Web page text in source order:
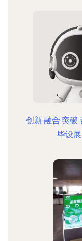
创新·融合·突
毕设